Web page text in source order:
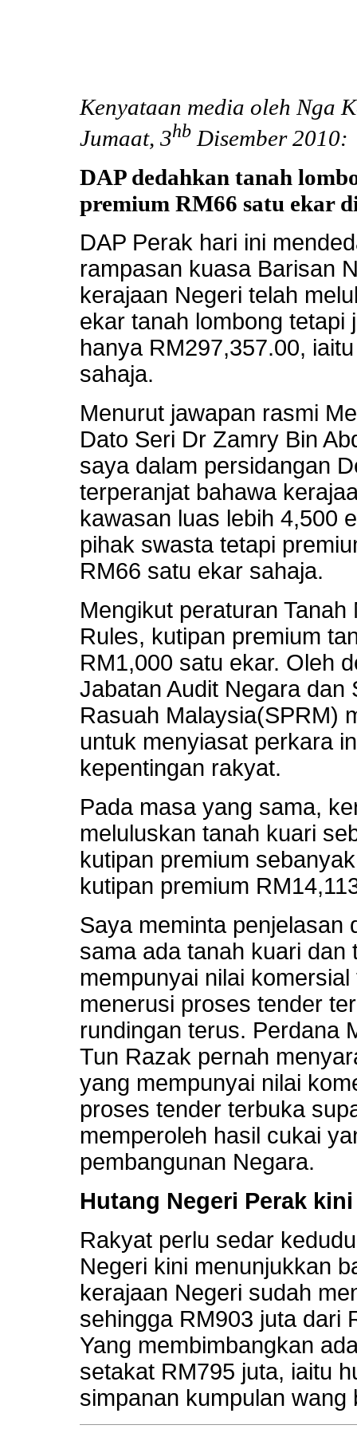
Kenyataan media oleh Nga
Jumaat, 3hb Disember 2010:
DAP dedahkan tanah
premium RM66 satu ekar
DAP Perak hari ini
rampasan kuasa Barisan
kerajaan Negeri telah
ekar tanah lombong tetapi
hanya RM297,357.00,
sahaja.
Menurut jawapan rasmi
Dato Seri Dr Zamry Bin
saya dalam persidangan
terperanjat bahawa
kawasan luas lebih 4,500
pihak swasta tetapi
RM66 satu ekar sahaja.
Mengikut peraturan
Rules, kutipan premium
RM1,000 satu ekar. Oleh
Jabatan Audit Negara dan
Rasuah Malaysia(SPRM)
untuk menyiasat perkara
kepentingan rakyat.
Pada masa yang sama,
meluluskan tanah kuari
kutipan premium
kutipan premium
Saya meminta penjelasan
sama ada tanah kuari dan
mempunyai nilai
menerusi proses tender
rundingan terus. Perdana
Tun Razak pernah
yang mempunyai nilai
proses tender terbuka
memperoleh hasil cukai
pembangunan Negara.
Hutang Negeri Perak
Rakyat perlu sedar
Negeri kini menunjukkan
kerajaan Negeri sudah
sehingga RM903 juta dari
Yang membimbangkan
setakat RM795 juta, iaitu
simpanan kumpulan wang